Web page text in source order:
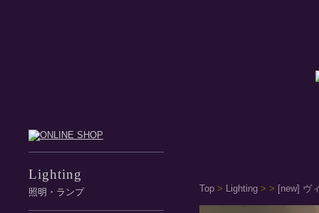
Top > Lighting > > [new] ヴ
Lighting
照明・ランプ